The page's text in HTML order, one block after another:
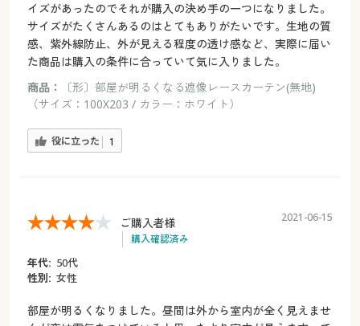
イズがあったのでそれが購入の決め手の一つになりました。
サイズがたくさんあるのはとてもありがたいです。生地の質
感、紫外線防止、外が見える程度の透け感など、実際に届い
た商品は購入の条件に合っていて気に入りました。
商品：
〔形〕部屋が明るくなる遮像レースカーテン(無地)
（サイズ：100X203 / カラー：ホワイト）
役に立った 1
ご購入者様
購入確認済み
2021-06-15
年代: 50代
性別: 女性
部屋が明るくなりました。昼間は外から室内が全く見えませ